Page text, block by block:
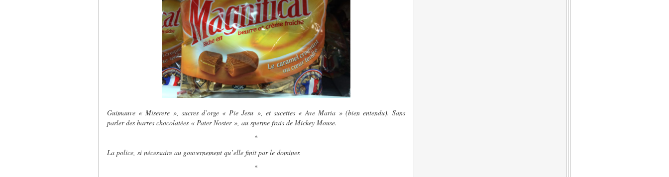
Guimauve « Miserere », sucres d’orge « Pie Jesu », et sucettes « Ave Maria » (bien entendu). Sans
parler des barres chocolatées « Pater Noster », au sperme frais de Mickey Mouse.
*
La police, si nécessaire au gouvernement qu’elle finit par le dominer.
*